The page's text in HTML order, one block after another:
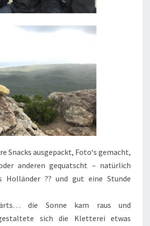
Snacks ausgepackt, Foto‘s gemacht,
anderen gequatscht – natürlich
Holländer ?? und gut eine Stunde
die Sonne kam raus und
sich die Kletterei etwas